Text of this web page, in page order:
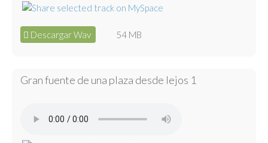
Descargar Wav 54 MB
Gran fuente de una plaza desde lejos 1